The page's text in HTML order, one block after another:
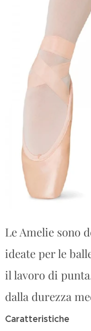
Le Amelie sono
ideate per le
il lavoro di
dalla durezza
Caratteristiche